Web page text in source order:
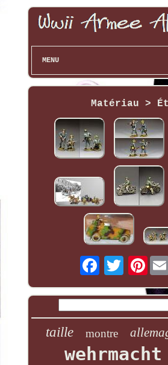
MENU
Matériau >
taille montre
wehrmacht